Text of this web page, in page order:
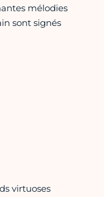
mélodies
sont signés
virtuoses